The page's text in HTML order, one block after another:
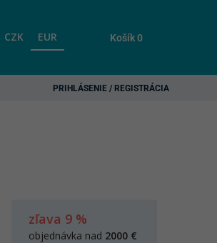
CZK EUR Košík0
PRIHLÁSENIE / REGISTRÁCIA
zľava 9 %
objednávka nad 2000 €